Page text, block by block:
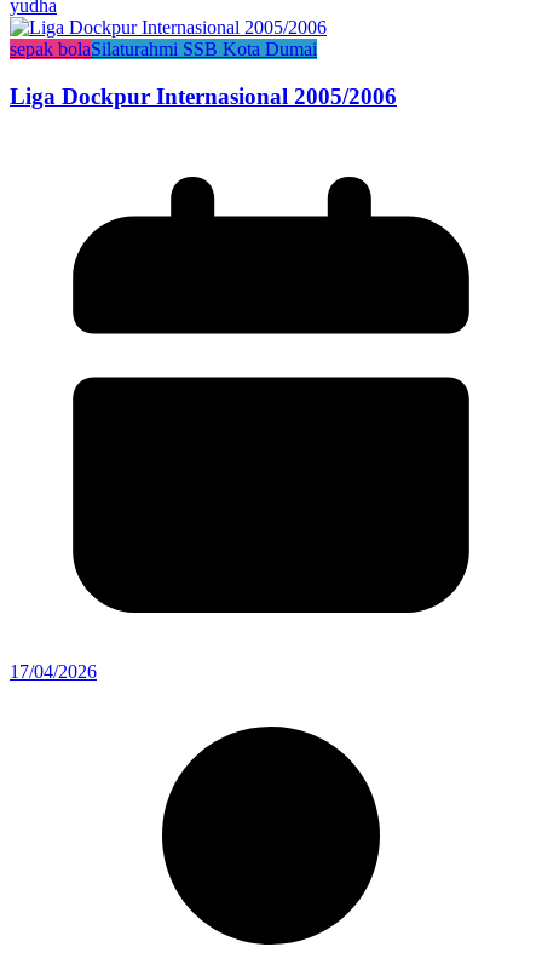
yudha
sepak bolaSilaturahmi SSB Kota Dumai
Liga Dockpur Internasional 2005/2006
17/04/2026